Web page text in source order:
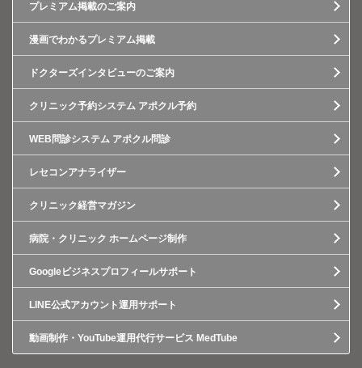
プレミアム掲載のご案内
漫画でわかるプレミアム掲載
ドクターズインタビューのご案内
クリニック予約システム アポクル予約
WEB問診システム アポクル問診
レセコンアナライザー
クリニック経営マガジン
病院・クリニック ホームページ制作
Googleビジネスプロフィールサポート
LINE公式アカウント運用サポート
動画制作・YouTube運用代行サービス MedTube